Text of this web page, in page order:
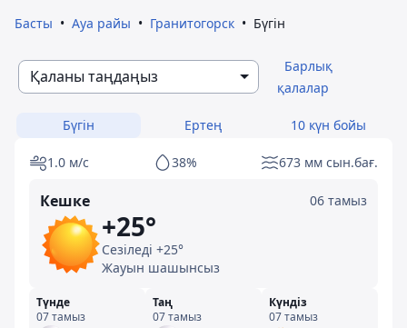
Басты Ауа райы Гранитогорск Бүгін
Қаланы таңдаңыз
Барлық
қалалар
Бүгін Ертең 10 күн бойы
1.0 м/с 38% 673 мм сын.бағ.
Кешке 06 тамыз
+25°
Сезіледі +25°
Жауын шашынсыз
Түнде
07 тамыз
Таң
07 тамыз
Күндіз
07 тамыз